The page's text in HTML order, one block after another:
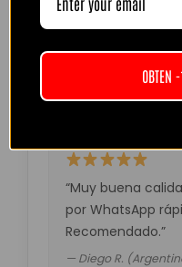
“Camiseta mejor
tardó unos días
Volveré a
— Laura M. (España)
“Muy buena
por WhatsApp
Recomendado.”
— Diego R.
OBTEN